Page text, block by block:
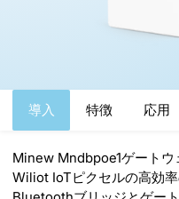
導入 特徴 応用
Minew Mndbpoe1ゲートウ
Wiliot IoTピクセルの高効